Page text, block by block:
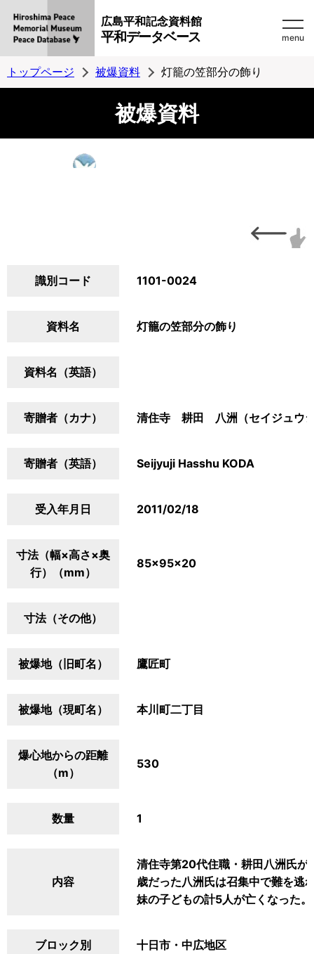
広島平和記念資料館
平和データベース menu
トップページ 被爆資料 灯籠の笠部分の飾り
被爆資料
識別コード 1101-0024
資料名 灯籠の笠部分の飾り
資料名（英語）
寄贈者（カナ） 清住寺 耕田 八洲（セイジュウ
寄贈者（英語） Seijyuji Hasshu KODA
受入年月日 2011/02/18
寸法（幅×高さ×奥
行）（mm）
85×95×20
寸法（その他）
被爆地（旧町名） 鷹匠町
被爆地（現町名） 本川町二丁目
爆心地からの距離
（m）
530
数量 1
内容
清住寺第20代住職・耕田八洲氏
歳だった八洲氏は召集中で難を逃
妹の子どもの計5人が亡くなった。
ブロック別 十日市・中広地区